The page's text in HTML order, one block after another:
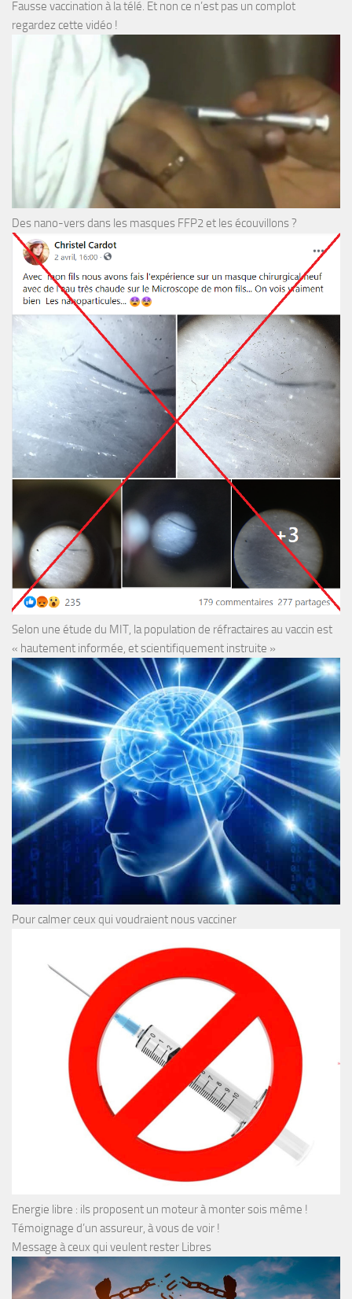
Fausse vaccination à la télé. Et non ce n’est pas un complot
regardez cette vidéo !
Des nano-vers dans les masques FFP2 et les écouvillons ?
Selon une étude du MIT, la population de réfractaires au vaccin est
« hautement informée, et scientifiquement instruite »
Pour calmer ceux qui voudraient nous vacciner
Energie libre : ils proposent un moteur à monter sois même !
Témoignage d’un assureur, à vous de voir !
Message à ceux qui veulent rester Libres